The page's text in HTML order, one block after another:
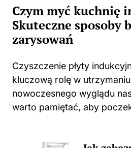
Czym myć kuchnię
Skuteczne sposoby
zarysowań
Czyszczenie płyty
kluczową rolę w
nowoczesnego wyglądu
warto pamiętać, aby